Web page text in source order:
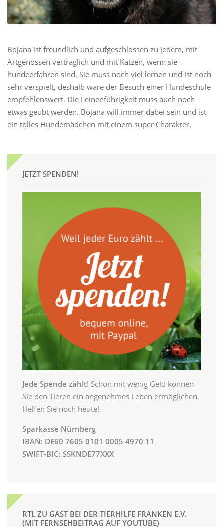
Bojana ist freundlich und aufgeschlossen zu jedem, mit
Artgenossen verträglich und mit Katzen, wenn sie
hundeerfahren sind. Sie muss noch viel lernen und ist noch
sehr verspielt, deshalb wäre der Besuch einer Hundeschule
empfehlenswert. Die Leinenführigkeit muss auch noch
etwas geübt werden. Bojana will immer dabei sein und ist
ein tolles Hundemädchen mit einem super Charakter.
JETZT SPENDEN!
Jede Spende zählt! Schon mit wenig Geld können
Sie den Tieren ein angenehmes Leben ermöglichen.
Helfen Sie noch heute!
Sparkasse Nürnberg
IBAN: DE60 7605 0101 0005 4970 11
SWIFT-BIC: SSKNDE77XXX
RTL ZU GAST BEI DER TIERHILFE FRANKEN E.V.
(MIT FERNSEHBEITRAG AUF YOUTUBE)